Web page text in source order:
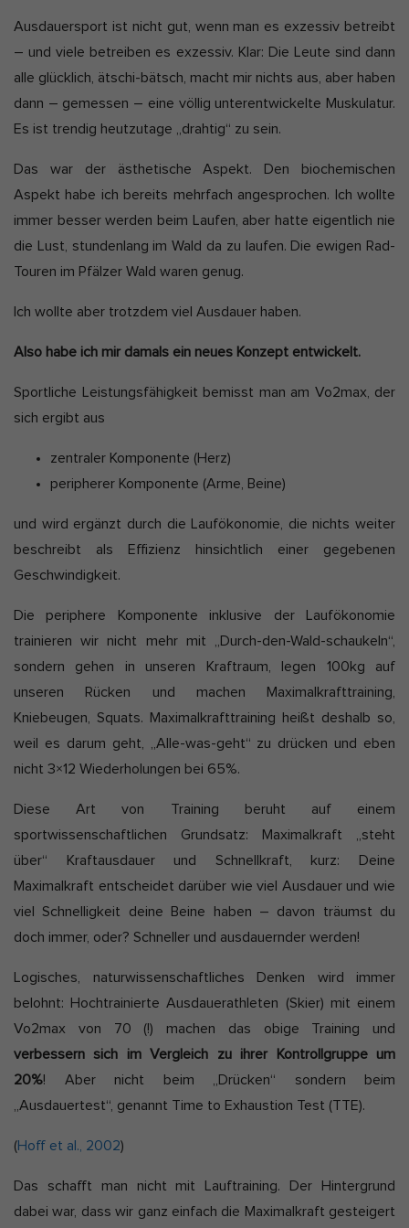
l
i
s
h
D
e
e
t
z
t
a
u
a
l
e
Ausdauersport ist nicht gut, wenn man es exzessiv betreibt
– und viele betreiben es exzessiv. Klar: Die Leute sind dann
alle glücklich, ätschi-bätsch, macht mir nichts aus, aber haben
dann – gemessen – eine völlig unterentwickelte Muskulatur.
Es ist trendig heutzutage „drahtig“ zu sein.
Das war der ästhetische Aspekt. Den biochemischen
Aspekt habe ich bereits mehrfach angesprochen. Ich wollte
immer besser werden beim Laufen, aber hatte eigentlich nie
die Lust, stundenlang im Wald da zu laufen. Die ewigen Rad-
Touren im Pfälzer Wald waren genug.
Ich wollte aber trotzdem viel Ausdauer haben.
Also habe ich mir damals ein neues Konzept entwickelt.
Sportliche Leistungsfähigkeit bemisst man am Vo2max, der
sich ergibt aus
zentraler Komponente (Herz)
peripherer Komponente (Arme, Beine)
und wird ergänzt durch die Laufökonomie, die nichts weiter
beschreibt als Effizienz hinsichtlich einer gegebenen
Geschwindigkeit.
Die periphere Komponente inklusive der Laufökonomie
trainieren wir nicht mehr mit „Durch-den-Wald-schaukeln“,
sondern gehen in unseren Kraftraum, legen 100kg auf
unseren Rücken und machen Maximalkrafttraining,
Kniebeugen, Squats. Maximalkrafttraining heißt deshalb so,
weil es darum geht, „Alle-was-geht“ zu drücken und eben
nicht 3×12 Wiederholungen bei 65%.
Diese Art von Training beruht auf einem
sportwissenschaftlichen Grundsatz: Maximalkraft „steht
über“ Kraftausdauer und Schnellkraft, kurz: Deine
Maximalkraft entscheidet darüber wie viel Ausdauer und wie
viel Schnelligkeit deine Beine haben – davon träumst du
doch immer, oder? Schneller und ausdauernder werden!
Logisches, naturwissenschaftliches Denken wird immer
belohnt: Hochtrainierte Ausdauerathleten (Skier) mit einem
Vo2max von 70 (!) machen das obige Training und
verbessern sich im Vergleich zu ihrer Kontrollgruppe um
20%! Aber nicht beim „Drücken“ sondern beim
„Ausdauertest“, genannt Time to Exhaustion Test (TTE).
(Hoff et al., 2002)
Das schafft man nicht mit Lauftraining. Der Hintergrund
dabei war, dass wir ganz einfach die Maximalkraft gesteigert
Zurück
Datenschutzeinstellungen
Essenziell (7)
Essenzielle Cookies ermöglichen grundlegende Funktionen und sind
erforderlich.
Cookie-Informationen anzeigen
Anonyme Statistiken (1)
Informationen helfen uns zu verstehen, wie unsere Besucher unsere
Marketing (5)
indem sie Besucher über Websites hinweg verfolgen.
Cookie-Informationen anzeigen
Externe Medien (2)
Inhalte von Videoplattformen und Social-Media-Plattformen werden
standardmäßig blockiert. Wenn Cookies von externen Medien
Cookie-Informationen anzeigen
Datenschutzerklärung Impressum